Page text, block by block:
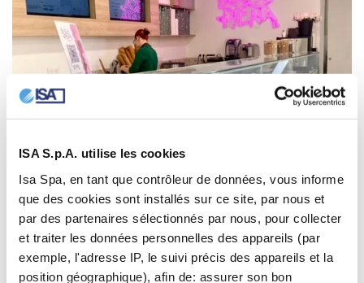
ISA S.p.A. utilise les cookies
Isa Spa, en tant que contrôleur de données, vous informe
que des cookies sont installés sur ce site, par nous et
par des partenaires sélectionnés par nous, pour collecter
et traiter les données personnelles des appareils (par
exemple, l'adresse IP, le suivi précis des appareils et la
position géographique), afin de: assurer son bon